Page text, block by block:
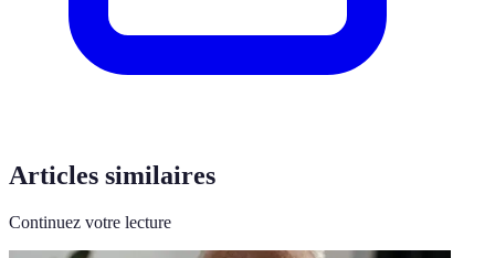
Articles similaires
Continuez votre lecture